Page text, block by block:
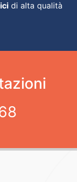
di alta qualità